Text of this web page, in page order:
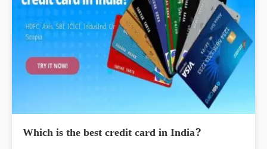
Which is the best credit card in India?